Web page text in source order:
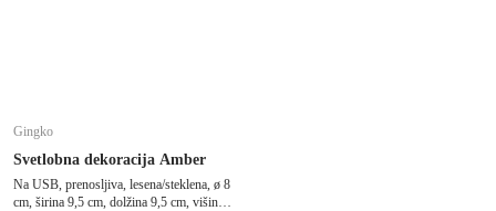
Gingko
Svetlobna dekoracija Amber
Na USB, prenosljiva, lesena/steklena, ø 8
cm, širina 9,5 cm, dolžina 9,5 cm, višina 8